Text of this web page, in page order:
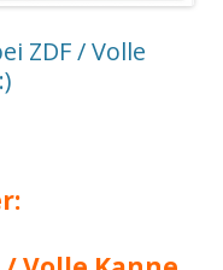
ZDF / Volle